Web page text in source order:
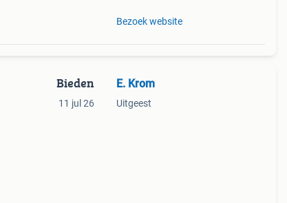
Bezoek website
Bieden
11 jul 26
E. Krom
Uitgeest